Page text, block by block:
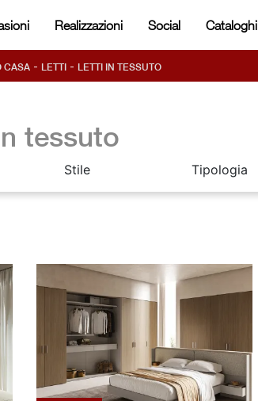
Realizzazioni Social Cataloghi
CASA - LETTI - LETTI IN TESSUTO
tessuto
Stile Tipologia